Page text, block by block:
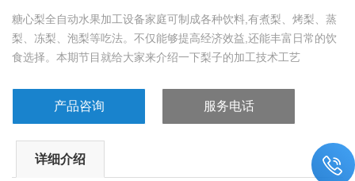
糖心梨全自动水果加工设备家庭可制成各种饮料,有煮梨、烤梨、蒸
梨、冻梨、泡梨等吃法。不仅能够提高经济效益,还能丰富日常的饮
食选择。本期节目就给大家来介绍一下梨子的加工技术工艺
产品咨询 服务电话
详细介绍